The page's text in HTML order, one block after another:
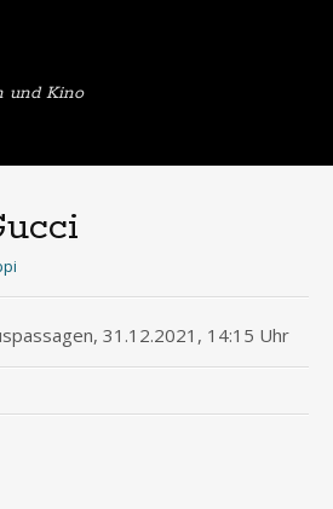
und Kino
31.12.2021, 14:15 Uhr